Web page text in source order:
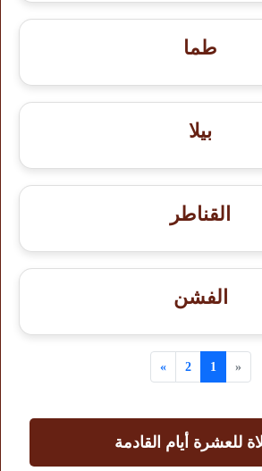
طما
بيلا
القناطر
الفشن
«
1
2
»
للعشرة أيام القادمة